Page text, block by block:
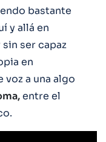
bastante
y allá en
ser capaz
en
voz a una algo
entre el